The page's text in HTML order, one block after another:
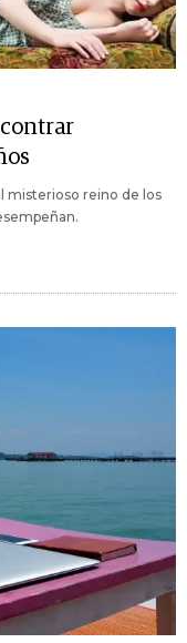
misterioso reino de los